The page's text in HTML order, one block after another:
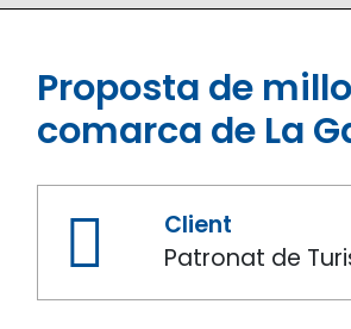
Proposta de
comarca de La
Client
Patronat de